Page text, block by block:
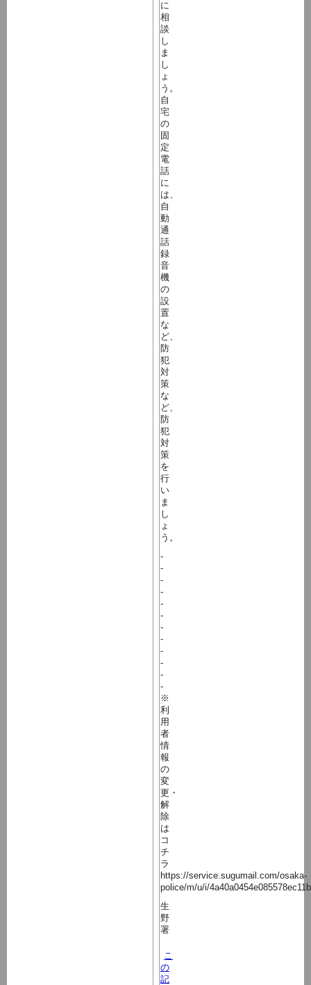
に
相
談
し
ま
し
ょ
う。
自
宅
の
固
定
電
話
に
は、
自
動
通
話
録
音
機
の
設
置
な
ど、
防
犯
対
策
な
ど、
防
犯
対
策
を
行
い
ま
し
ょ
う。
-
-
-
-
-
-
-
-
-
-
-
-
※
利
用
者
情
報
の
変
更・
解
除
は
コ
チ
ラ
https://service.sugumail.com/osaka-
police/m/u/i/
生
野
署
こ
の
記